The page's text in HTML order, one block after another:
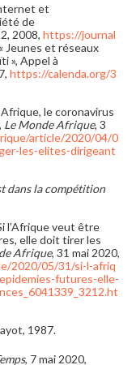
et
de
2008, https://journal
Jeunes et réseaux
», Appel à
https://calenda.org/3
le coronavirus
Le Monde Afrique, 3
article/2020/04/0
les-elites-dirigeant
dans la compétition
l’Afrique veut être
elle doit tirer les
Afrique, 31 mai 2020,
2020/05/31/si-l-afriq
futures-elle-
1987.
, 7 mai 2020,